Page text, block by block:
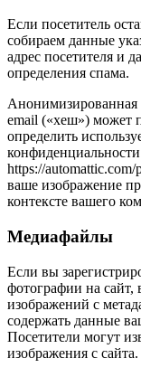
Если посетитель
собираем данные
адрес посетителя и
определения спама.
Анонимизированная
email («хеш») может
определить
конфиденциальности
https://
ваше изображение
контексте вашего
Медиафайлы
Если вы
фотографии на сайт,
изображений с
содержать данные
Посетители могут
изображения с сайта.